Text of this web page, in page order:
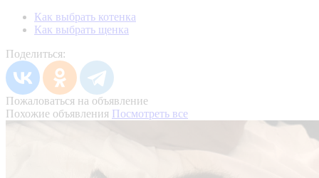
Как выбрать котенка
Как выбрать щенка
Поделиться:
Пожаловаться на объявление
Похожие объявления Посмотреть все